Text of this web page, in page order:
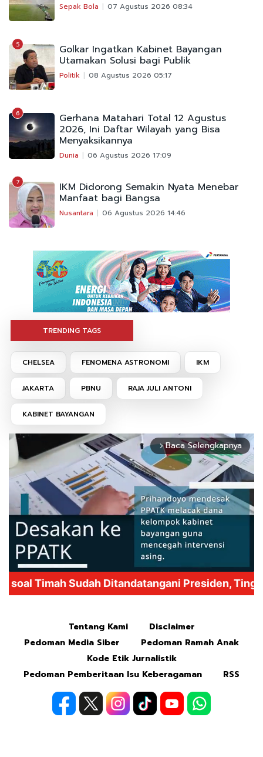
Sepak Bola 07 Agustus 2026 08:34
5 Golkar Ingatkan Kabinet Bayangan
Utamakan Solusi bagi Publik
Politik 08 Agustus 2026 05:17
6 Gerhana Matahari Total 12 Agustus
2026, Ini Daftar Wilayah yang Bisa
Menyaksikannya
Dunia 06 Agustus 2026 17:09
7 IKM Didorong Semakin Nyata Menebar
Manfaat bagi Bangsa
Nusantara 06 Agustus 2026 14:46
TRENDING TAGS
CHELSEA FENOMENA ASTRONOMI IKM
JAKARTA PBNU RAJA JULI ANTONI
KABINET BAYANGAN
arrow_forward_ios Baca Selengkapnya
Tentang Kami
Disclaimer
Pedoman Media Siber
Pedoman Ramah Anak
Kode Etik Jurnalistik
Pedoman Pemberitaan Isu Keberagaman
RSS